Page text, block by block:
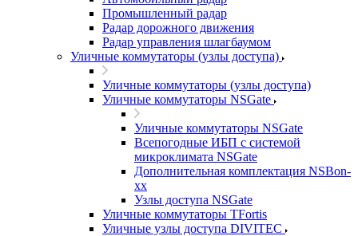
Промышленный радар
Радар дорожного движения
Радар управления шлагбаумом
Уличные коммутаторы (узлы доступа)
Уличные коммутаторы (узлы доступа)
Уличные коммутаторы NSGate
Уличные коммутаторы NSGate
Всепогодные ИБП с системой
микроклимата NSGate
Дополнительная комплектация NSBon-
xx
Узлы доступа NSGate
Уличные коммутаторы TFortis
Уличные узлы доступа DIVITEC